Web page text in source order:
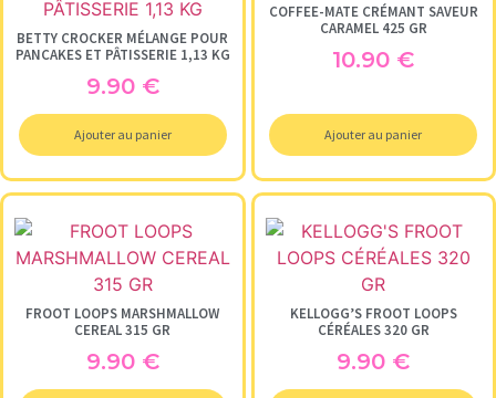
BETTY CROCKER MÉLANGE POUR
PANCAKES ET PÂTISSERIE 1,13 KG
9.90 €
Ajouter au panier
COFFEE-MATE CRÉMANT SAVEUR
CARAMEL 425 GR
10.90 €
Ajouter au panier
FROOT LOOPS MARSHMALLOW
CEREAL 315 GR
9.90 €
KELLOGG’S FROOT LOOPS
CÉRÉALES 320 GR
9.90 €